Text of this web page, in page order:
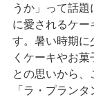
うか」って話
に愛されるケ
す。暑い時期に
くケーキやお
との思いから
「ラ・プラン